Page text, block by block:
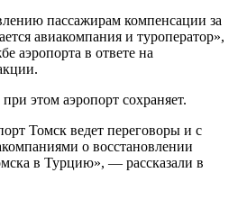
пассажирам компенсации за
авиакомпания и туроператор»,
аэропорта в ответе на
этом аэропорт сохраняет.
Томск ведет переговоры и с
о восстановлении
в Турцию», — рассказали в